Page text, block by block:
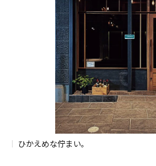
ひかえめな佇まい。